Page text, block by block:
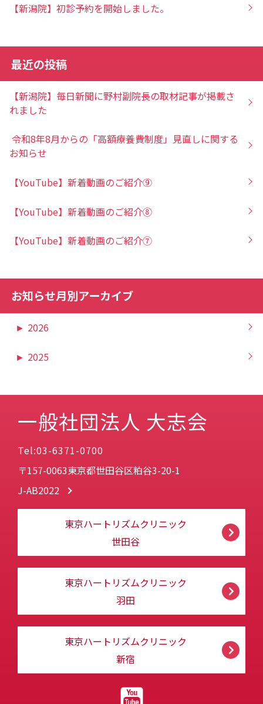
【新潟院】初診予約を開始しました。
最近の投稿
【新潟院】毎日新聞に野村副院長の取材記事が掲載さ
れました
令和8年8月からの「高額療養費制度」見直しに関する
お知らせ
【YouTube】新着動画のご紹介⑨
【YouTube】新着動画のご紹介⑧
【YouTube】新着動画のご紹介⑦
お知らせ月別アーカイブ
► 2026
► 2025
一般社団法人 大志会
Tel:03-6371-0700
〒157-0063東京都世田谷区粕谷3-20-1
J-AB2022
東京ハートリズムクリニック
世田谷
東京ハートリズムクリニック
羽田
東京ハートリズムクリニック
新宿